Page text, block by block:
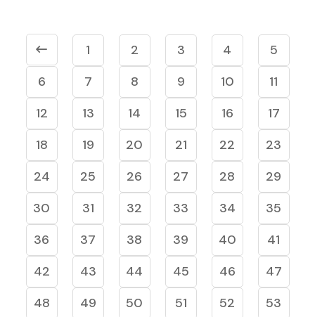
1 2 3 4
5
6
7 8 9 10
11
12
13 14 15 16
17
18
19 20 21 22
23
24
25 26 27 28
29
30
31 32 33 34
35
36
37 38 39 40
41
42
43 44 45 46
47
48
49 50 51 52
53